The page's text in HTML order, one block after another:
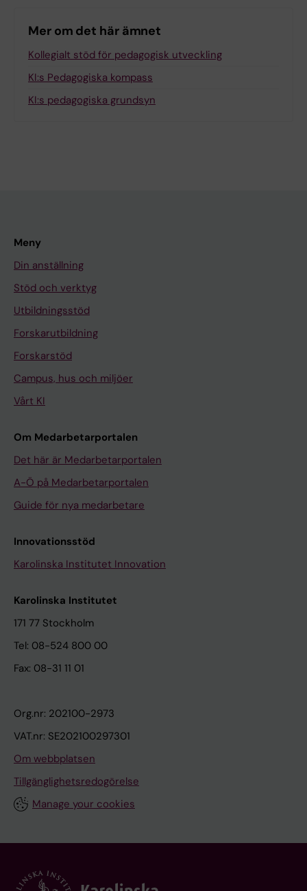
Mer om det här ämnet
Kollegialt stöd för pedagogisk utveckling
KI:s Pedagogiska kompass
KI:s pedagogiska grundsyn
Meny
Din anställning
Stöd och verktyg
Utbildningsstöd
Forskarutbildning
Forskarstöd
Campus, hus och miljöer
Vårt KI
Om Medarbetarportalen
Det här är Medarbetarportalen
A-Ö på Medarbetarportalen
Guide för nya medarbetare
Innovationsstöd
Karolinska Institutet Innovation
Karolinska Institutet
171 77 Stockholm
Tel: 08-524 800 00
Fax: 08-31 11 01
Org.nr: 202100-2973
VAT.nr: SE202100297301
Om webbplatsen
Tillgänglighetsredogörelse
Manage your cookies